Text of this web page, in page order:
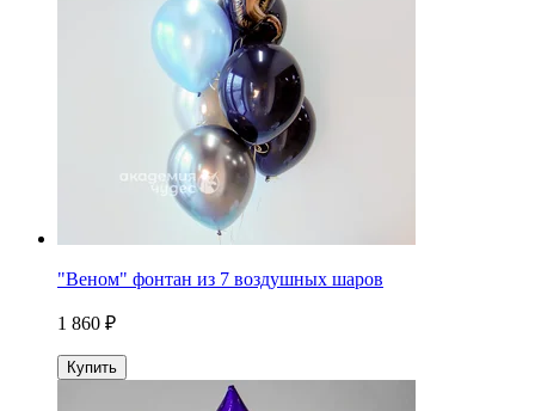
"Веном" фонтан из 7 воздушных шаров
1 860 ₽
Купить